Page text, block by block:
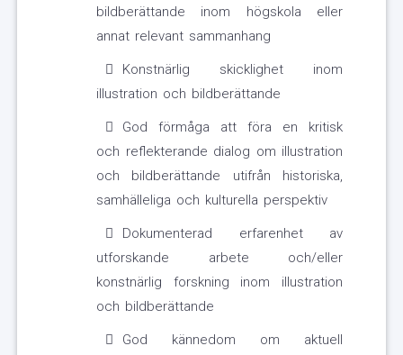
bildberättande inom högskola eller
annat relevant sammanhang
Konstnärlig skicklighet inom
illustration och bildberättande
God förmåga att föra en kritisk
och reflekterande dialog om illustration
och bildberättande utifrån historiska,
samhälleliga och kulturella perspektiv
Dokumenterad erfarenhet av
utforskande arbete och/eller
konstnärlig forskning inom illustration
och bildberättande
God kännedom om aktuell